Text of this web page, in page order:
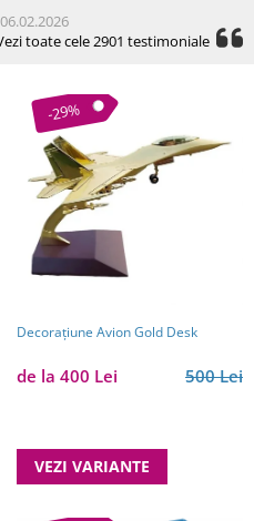
toate cele 2901 testimoniale
-29%
Decorațiune Avion Gold Desk
500 Lei
de la 400 Lei
VEZI VARIANTE